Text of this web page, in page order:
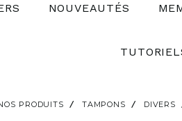
NOUVEAUTÉS
PRODUITS TAMPONS DIVERS